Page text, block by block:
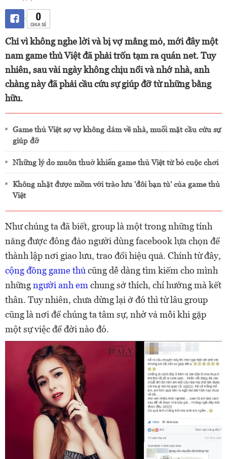
0
CHIA SẺ
Chỉ vì không nghe lời và bị vợ mắng mỏ, mới đây một
nam game thủ Việt đã phải trốn tạm ra quán net. Tuy
nhiên, sau vài ngày không chịu nổi và nhớ nhà, anh
chàng này đã phải cầu cứu sự giúp đỡ từ những bằng
hữu.
Game thủ Việt sợ vợ không dám về nhà, muối mặt cầu cứu sự
giúp đỡ
Những lý do muôn thuở khiến game thủ Việt từ bỏ cuộc chơi
Không nhặt được mồm với trào lưu 'đôi bạn tù' của game thủ
Việt
Như chúng ta đã biết, group là một trong những tính
năng được đông đảo người dùng facebook lựa chọn để
thành lập nơi giao lưu, trao đổi hiệu quả. Chính từ đây,
cộng đồng game thủ cũng dễ dàng tìm kiếm cho mình
nhữngngười anh em chung sở thích, chí hướng mà kết
thân. Tuy nhiên, chưa dừng lại ở đó thì từ lâu group
cũng là nơi để chúng ta tâm sự, nhờ vả mỗi khi gặp
một sự việc để đời nào đó.